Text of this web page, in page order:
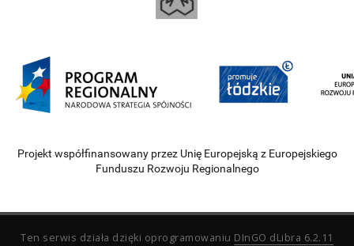
Projekt współfinansowany przez Unię Europejską z Europejskiego
Funduszu Rozwoju Regionalnego
Ten serwis działa dzięki oprogramowaniu DInGO dLibra 6.2.11